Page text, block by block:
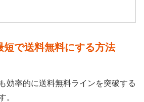
短で送料無料にする方法
効率的に送料無料ラインを突破する
。